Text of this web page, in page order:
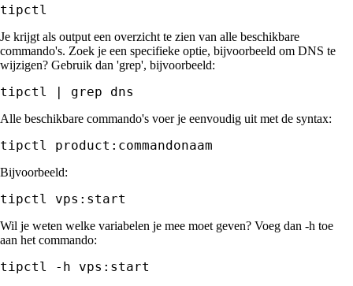
tipctl
Je krijgt als output een overzicht te zien van alle beschikbare
commando's. Zoek je een specifieke optie, bijvoorbeeld om DNS te
wijzigen? Gebruik dan 'grep', bijvoorbeeld:
tipctl | grep dns
Alle beschikbare commando's voer je eenvoudig uit met de syntax:
tipctl product:commandonaam
Bijvoorbeeld:
tipctl vps:start
Wil je weten welke variabelen je mee moet geven? Voeg dan -h toe
aan het commando:
tipctl -h vps:start